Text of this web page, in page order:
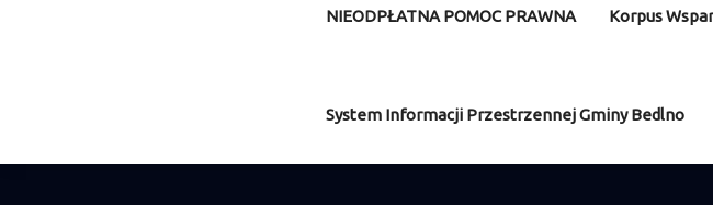
NIEODPŁATNA POMOC PRAWNA Korpus
System Informacji Przestrzennej Gminy Bedlno